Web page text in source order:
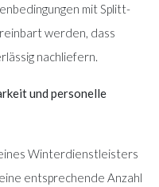
mit Splitt-
werden, dass
nachliefern.
und personelle
Winterdienstleisters
entsprechende Anzahl